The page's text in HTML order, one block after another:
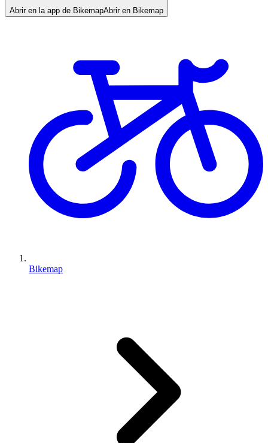
Abrir en la app de BikemapAbrir en Bikemap
Bikemap